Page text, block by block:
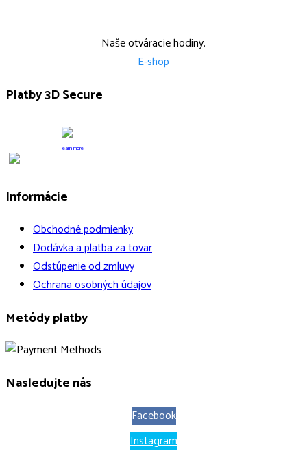
Naše otváracie hodiny.
E-shop
Platby 3D Secure
learn more
Informácie
Obchodné podmienky
Dodávka a platba za tovar
Odstúpenie od zmluvy
Ochrana osobných údajov
Metódy platby
Nasledujte nás
Facebook
Instagram